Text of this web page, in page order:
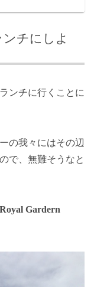
ンチにしよ
ンチに行くことに
の我々にはその辺
で、無難そうなと
Royal Gardern